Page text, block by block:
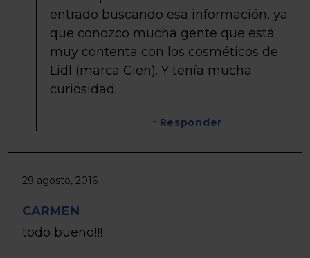
entrado buscando esa información, ya
que conozco mucha gente que está
muy contenta con los cosméticos de
Lidl (marca Cien). Y tenía mucha
curiosidad.
Responder
29 agosto, 2016
CARMEN
todo bueno!!!